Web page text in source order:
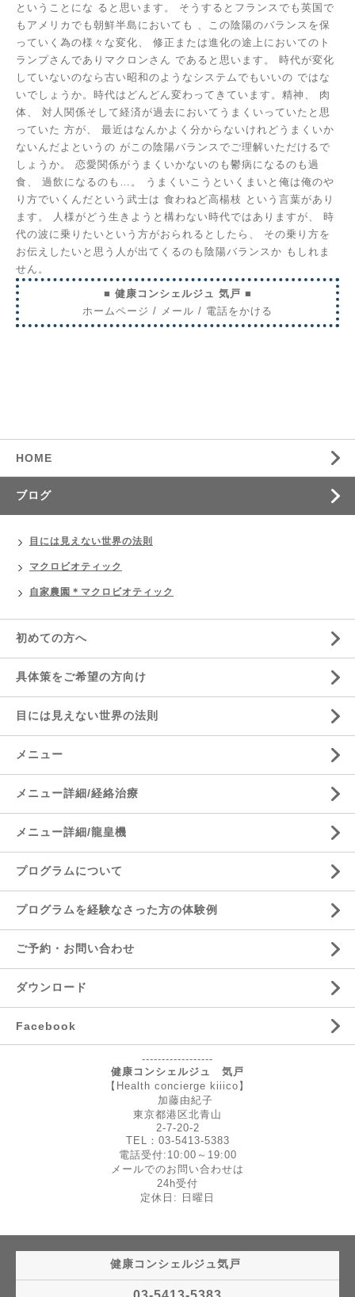
ということにな ると思います。 そうするとフランスでも英国で
もアメリカでも朝鮮半島においても
、この陰陽のバランスを保
っていく為の様々な変化、 修正または進化の途上においてのト
ランプさんでありマクロンさん であると思います。 時代が変化
していないのなら古い昭和のようなシステムでもいいの ではな
いでしょうか。時代はどんどん変わってきています。精神、 肉
体、 対人関係そして経済が過去においてうまくいっていたと思
っていた 方が、 最近はなんかよく分からないけれどうまくいか
ないんだよというの がこの陰陽バランスでご理解いただけるで
しょうか。 恋愛関係がうまくいかないのも鬱病になるのも過
食、 過飲になるのも…。
うまくいこうといくまいと俺は俺のや
り方でいくんだという武士は 食わねど高楊枝 という言葉があり
ます。
人様がどう生きようと構わない時代ではありますが、 時
代の波に乗りたいという方がおられるとしたら、 その乗り方を
お伝えしたいと思う人が出てくるのも陰陽バランスか もしれま
せん。
■ 健康コンシェルジュ 気戸 ■
ホームページ / メール / 電話をかける
HOME
ブログ
目には見えない世界の法則
マクロビオティック
自家農園＊マクロビオティック
初めての方へ
具体策をご希望の方向け
目には見えない世界の法則
メニュー
メニュー詳細/経絡治療
メニュー詳細/龍皇機
プログラムについて
プログラムを経験なさった方の体験例
ご予約・お問い合わせ
ダウンロード
Facebook
------------------
健康コンシェルジュ 気戸
【Health concierge kiiico】
加藤由紀子
東京都港区北青山
2-7-20-2
TEL：03-5413-5383
電話受付:10:00～19:00
メールでのお問い合わせは
24h受付
定休日: 日曜日
健康コンシェルジュ気戸